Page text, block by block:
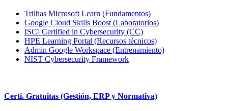
Trilhas Microsoft Learn (Fundamentos)
Google Cloud Skills Boost (Laboratorios)
ISC² Certified in Cybersecurity (CC)
HPE Learning Portal (Recursos técnicos)
Admin Google Workspace (Entrenamiento)
NIST Cybersecurity Framework
Certi. Gratuitas (Gestión, ERP y Normativa)